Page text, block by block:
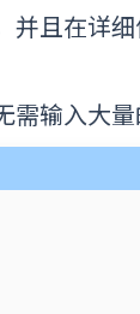
并且在详
需输入大